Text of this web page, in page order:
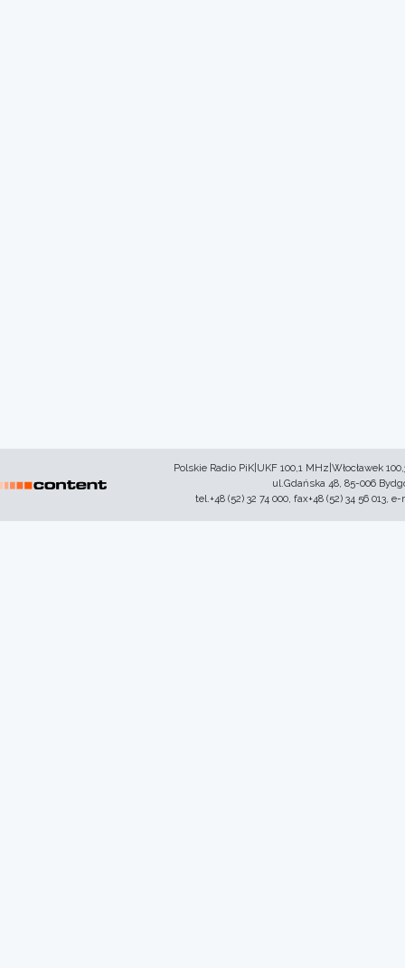
Polskie Radio PiK|UKF 100,1 MHz|Włocławek
ul.Gdańska 48, 85-006
tel.+48 (52) 32 74 000, fax+48 (52) 34 56 013,